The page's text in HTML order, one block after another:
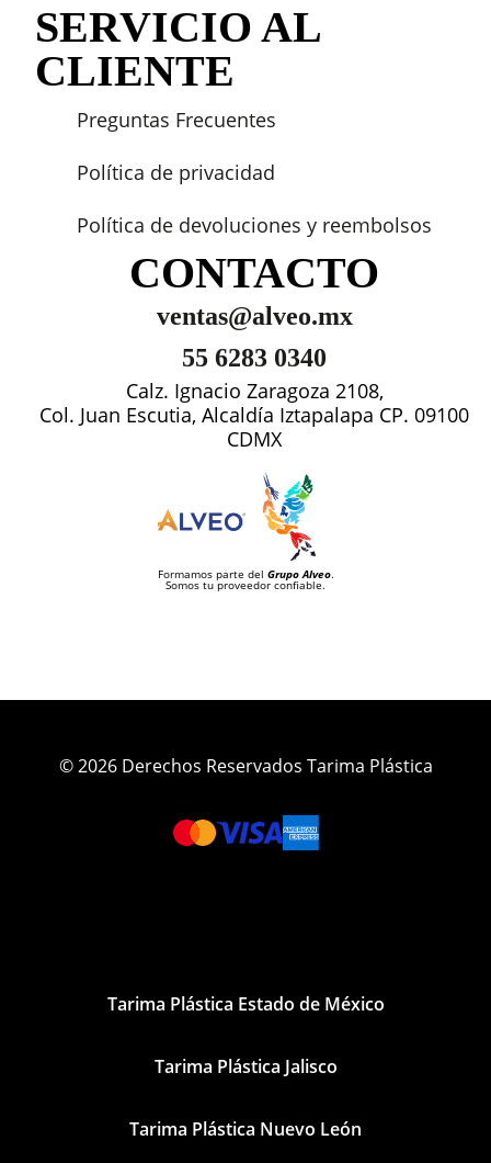
SERVICIO AL
CLIENTE
Preguntas Frecuentes
Política de privacidad
Política de devoluciones y reembolsos
CONTACTO
ventas@alveo.mx
55 6283 0340
Calz. Ignacio Zaragoza 2108,
Col. Juan Escutia, Alcaldía Iztapalapa CP. 09100
CDMX
Formamos parte del Grupo Alveo.
Somos tu proveedor confiable.
© 2026 Derechos Reservados Tarima Plástica
Tarima Plástica Estado de México
Tarima Plástica Jalisco
Tarima Plástica Nuevo León